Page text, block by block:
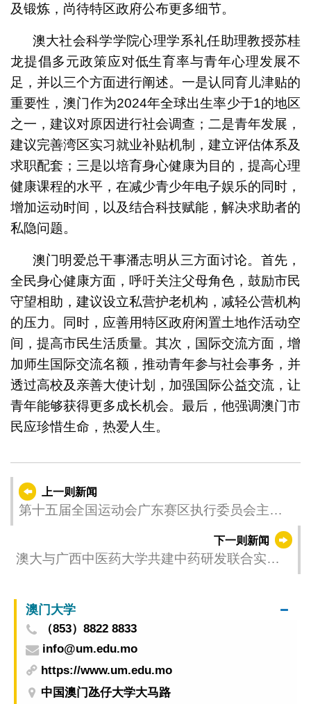
及锻炼，尚待特区政府公布更多细节。
澳大社会科学学院心理学系礼任助理教授苏桂
龙提倡多元政策应对低生育率与青年心理发展不
足，并以三个方面进行阐述。一是认同育儿津贴的
重要性，澳门作为2024年全球出生率少于1的地区
之一，建议对原因进行社会调查；二是青年发展，
建议完善湾区实习就业补贴机制，建立评估体系及
求职配套；三是以培育身心健康为目的，提高心理
健康课程的水平，在减少青少年电子娱乐的同时，
增加运动时间，以及结合科技赋能，解决求助者的
私隐问题。
澳门明爱总干事潘志明从三方面讨论。首先，
全民身心健康方面，呼吁关注父母角色，鼓励市民
守望相助，建议设立私营护老机构，减轻公营机构
的压力。同时，应善用特区政府闲置土地作活动空
间，提高市民生活质量。其次，国际交流方面，增
加师生国际交流名额，推动青年参与社会事务，并
透过高校及亲善大使计划，加强国际公益交流，让
青年能够获得更多成长机会。最后，他强调澳门市
民应珍惜生命，热爱人生。
上一则新闻
第十五届全国运动会广东赛区执行委员会主
任、广东省副省长刘红兵率团来澳考察澳门赛
区比赛场馆
下一则新闻
澳大与广西中医药大学共建中药研发联合实验
澳门大学
（853）8822 8833
info@um.edu.mo
https://www.um.edu.mo
中国澳门氹仔大学大马路